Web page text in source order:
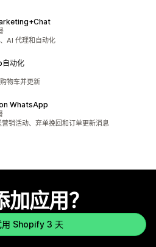
AI 代理和自动化
动化
物车并更新
WhatsApp
销活动、弃单挽回和订单更新消息
加应用？
用 Shopify 3 天